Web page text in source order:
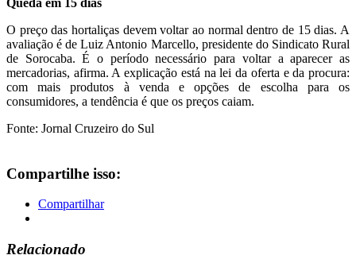
O preço das hortaliças devem voltar ao normal dentro de 15 dias. A
avaliação é de Luiz Antonio Marcello, presidente do Sindicato Rural
de Sorocaba. É o período necessário para voltar a aparecer as
mercadorias, afirma. A explicação está na lei da oferta e da procura:
com mais produtos à venda e opções de escolha para os
consumidores, a tendência é que os preços caiam.
Fonte: Jornal Cruzeiro do Sul
Compartilhe isso:
Compartilhar
Relacionado